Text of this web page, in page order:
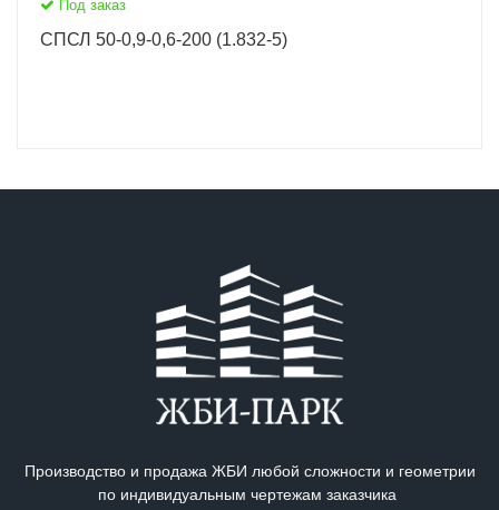
Под заказ
СПСЛ 50-0,9-0,6-200 (1.832-5)
Производство и продажа ЖБИ любой сложности и геометрии
по индивидуальным чертежам заказчика